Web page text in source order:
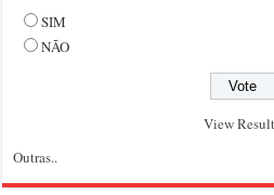
SIM
NÃO
View
Outras..